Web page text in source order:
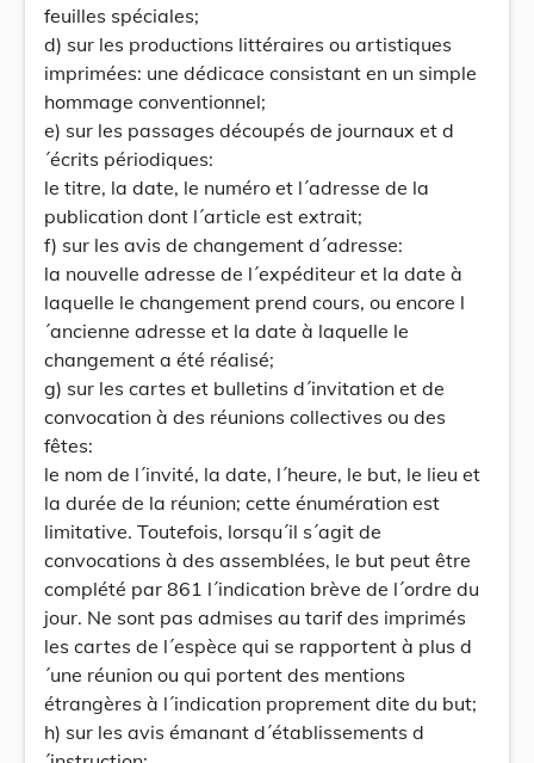
feuilles spéciales;
d) sur les productions littéraires ou artistiques
imprimées: une dédicace consistant en un simple
hommage conventionnel;
e) sur les passages découpés de journaux et d
´écrits périodiques:
le titre, la date, le numéro et l´adresse de la
publication dont l´article est extrait;
f) sur les avis de changement d´adresse:
la nouvelle adresse de l´expéditeur et la date à
laquelle le changement prend cours, ou encore l
´ancienne adresse et la date à laquelle le
changement a été réalisé;
g) sur les cartes et bulletins d´invitation et de
convocation à des réunions collectives ou des
fêtes:
le nom de l´invité, la date, l´heure, le but, le lieu et
la durée de la réunion; cette énumération est
limitative. Toutefois, lorsqu´il s´agit de
convocations à des assemblées, le but peut être
complété par 861 l´indication brève de l´ordre du
jour. Ne sont pas admises au tarif des imprimés
les cartes de l´espèce qui se rapportent à plus d
´une réunion ou qui portent des mentions
étrangères à l´indication proprement dite du but;
h) sur les avis émanant d´établissements d